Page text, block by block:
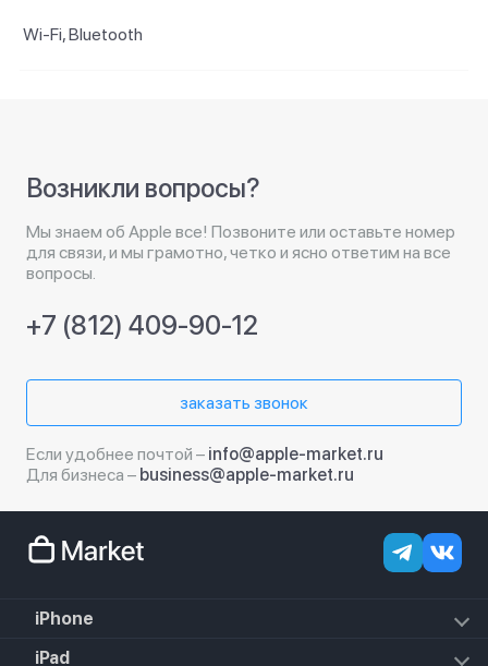
Wi-Fi, Bluetooth
Возникли вопросы?
Мы знаем об Apple все! Позвоните или оставьте номер
для связи, и мы грамотно, четко и ясно ответим на все
вопросы.
+7 (812) 409-90-12
заказать звонок
Если удобнее почтой – info@apple-market.ru
Для бизнеса – business@apple-market.ru
iPhone
iPhone 17e
iPad